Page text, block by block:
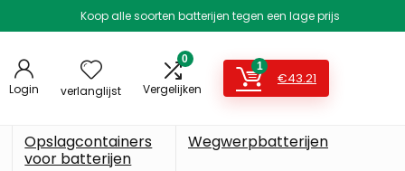
Koop alle soorten batterijen tegen een lage prijs
Login verlanglijst
0
Vergelijken
1
€43.21
Opslagcontainers
voor batterijen
Wegwerpbatterijen